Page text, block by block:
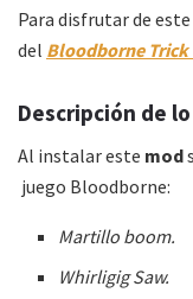
Para disfrutar de este
del Bloodborne Trick
Descripción de
Al instalar este mod
juego Bloodborne:
Martillo boom.
Whirligig Saw.